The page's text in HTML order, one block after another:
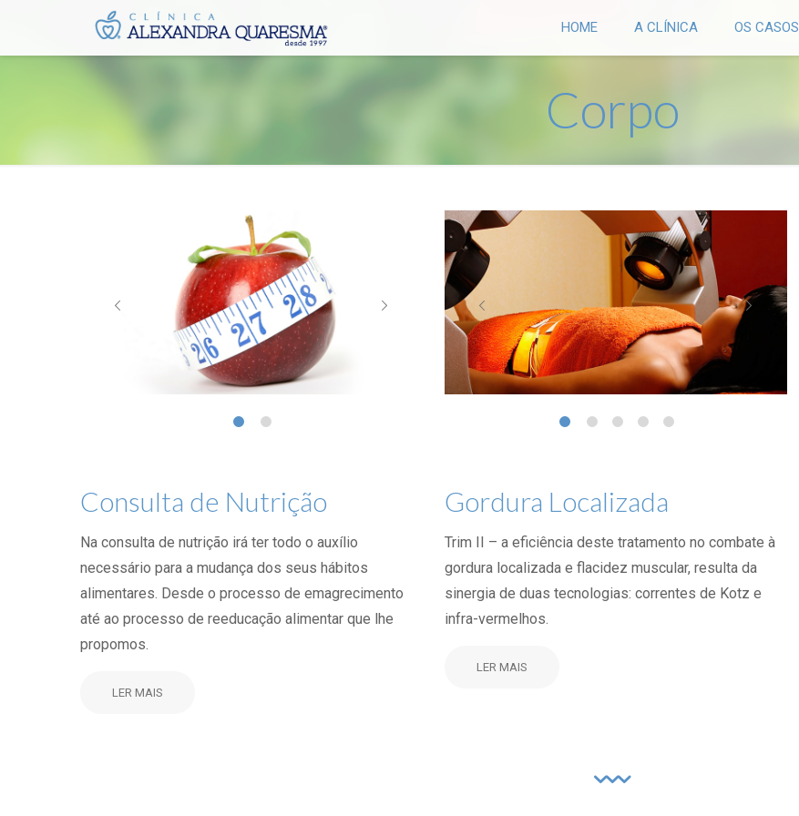
HOME A CLÍNICA OS CASOS
Corpo
Consulta de Nutrição
Na consulta de nutrição irá ter todo o auxílio
necessário para a mudança dos seus hábitos
alimentares. Desde o processo de emagrecimento
até ao processo de reeducação alimentar que lhe
propomos.
LER MAIS
Gordura Localizada
Trim II – a eficiência deste tratamento no combate à
gordura localizada e flacidez muscular, resulta da
sinergia de duas tecnologias: correntes de Kotz e
infra-vermelhos.
LER MAIS